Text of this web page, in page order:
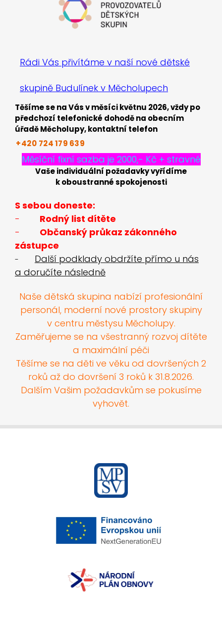
Rádi Vás přivítáme v naší nové dětské
skupině Budulínek v Měcholupech
Těšíme se na Vás v měsíci květnu 2026, vždy po
předchozí telefonické dohodě na obecním
úřadě Měcholupy, kontaktní telefon
+420 724179 639
Měsíční fixní sazba je 2000,- Kč + stravné
Vaše individuální požadavky vyřídíme
k oboustranné spokojenosti
S sebou doneste:
- Rodný list dítěte
- Občanský průkaz zákonného
zástupce
- Další podklady obdržíte přímo u nás
a doručíte následně
Naše dětská skupina nabízí profesionální
personál, moderní nové prostory skupiny
v centru městysu Měcholupy.
Zaměřujeme se na všestranný rozvoj dítěte
a maximální péči
Těšíme se na děti ve věku od dovršených 2
roků až do dovršení 3 roků k 31.8.2026.
Dalším Vašim požadavkům se pokusíme
vyhovět.